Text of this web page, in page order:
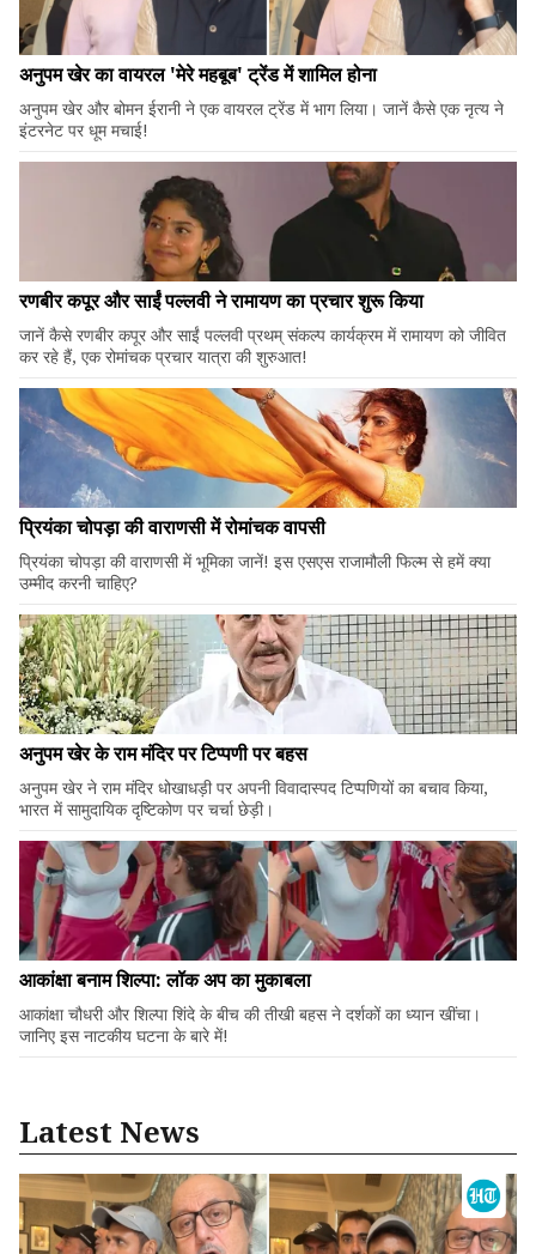
अनुपम खेर का वायरल 'मेरे महबूब' ट्रेंड में शामिल होना
अनुपम खेर और बोमन ईरानी ने एक वायरल ट्रेंड में भाग लिया। जानें कैसे एक नृत्य ने
इंटरनेट पर धूम मचाई!
रणबीर कपूर और साईं पल्लवी ने रामायण का प्रचार शुरू किया
जानें कैसे रणबीर कपूर और साईं पल्लवी प्रथम् संकल्प कार्यक्रम में रामायण को जीवित
कर रहे हैं, एक रोमांचक प्रचार यात्रा की शुरुआत!
प्रियंका चोपड़ा की वाराणसी में रोमांचक वापसी
प्रियंका चोपड़ा की वाराणसी में भूमिका जानें! इस एसएस राजामौली फिल्म से हमें क्या
उम्मीद करनी चाहिए?
अनुपम खेर के राम मंदिर पर टिप्पणी पर बहस
अनुपम खेर ने राम मंदिर धोखाधड़ी पर अपनी विवादास्पद टिप्पणियों का बचाव किया,
भारत में सामुदायिक दृष्टिकोण पर चर्चा छेड़ी।
आकांक्षा बनाम शिल्पा: लॉक अप का मुकाबला
आकांक्षा चौधरी और शिल्पा शिंदे के बीच की तीखी बहस ने दर्शकों का ध्यान खींचा।
जानिए इस नाटकीय घटना के बारे में!
Latest News